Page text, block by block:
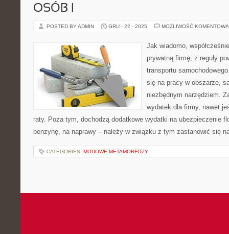
OSÓB I
POSTED BY ADMIN GRU - 22 - 2025 MOŻLIWOŚĆ
Jak wiadomo,
prywatną firmę, z reguły
transportu
się na pracy w obszarze,
niezbędnym narzędziem.
wydatek dla firmy, nawet
raty. Poza tym, dochodzą dodatkowe wydatki na ubezpieczenie
benzynę, na naprawy – należy w związku z tym zastanowić się
CATEGORIES: MODOWE METAMORFOZY